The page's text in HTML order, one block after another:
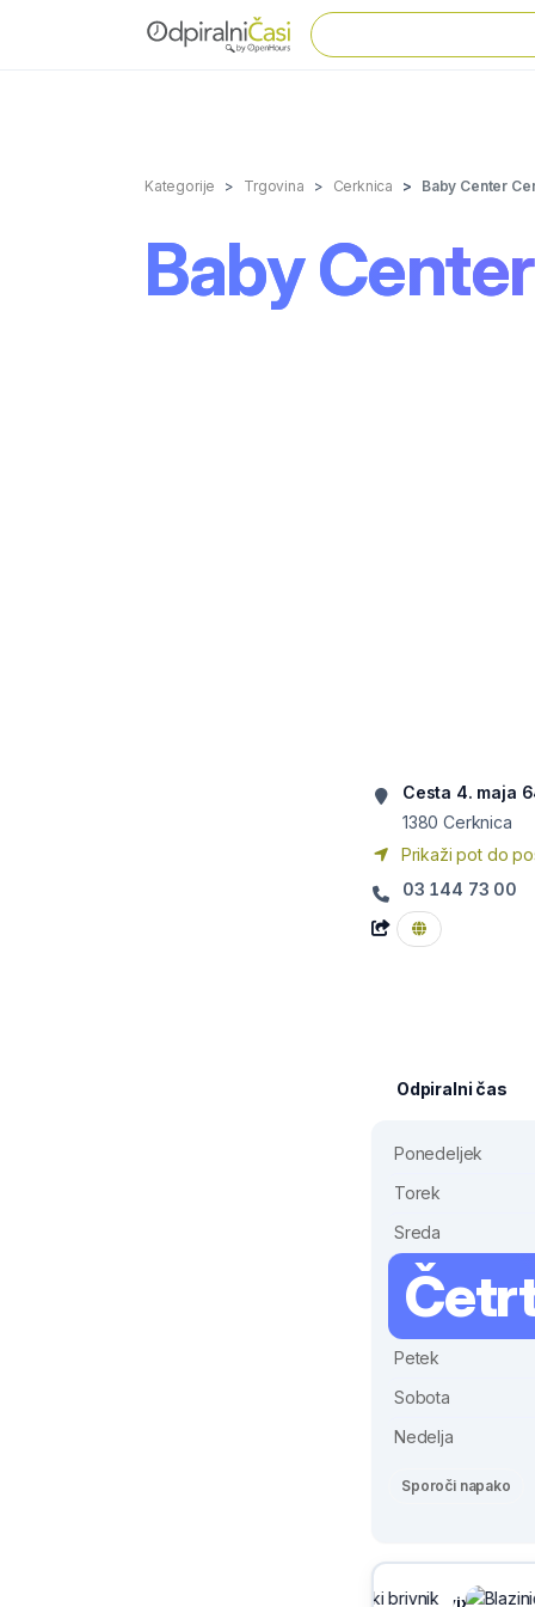
Kategorije Trgovina Cerknica Baby Center
Baby
Cesta 4. maja
1380 Cerknica
Prikaži pot do
03 144 73 00
Odpiralni čas
Ponedeljek
Torek
Sreda
Petek
Sobota
Nedelja
Sporoči napako
Sivix